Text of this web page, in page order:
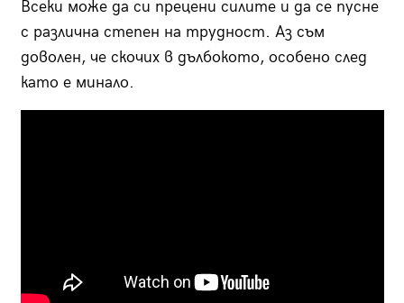
Всеки може да си прецени силите и да се пусне
с различна степен на трудност. Аз съм
доволен, че скочих в дълбокото, особено след
като е минало.